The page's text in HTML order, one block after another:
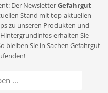
Der NewsletterGefahrgut
Stand mit top-aktuellen
zu unseren Produkten und
erhalten Sie
bleiben Sie in Sachen Gefahrgut